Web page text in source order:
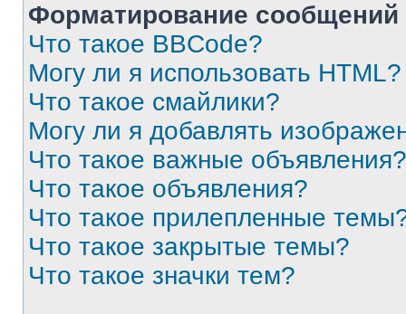
Форматирование
Что такое BBCode?
Могу ли я использовать HTML?
Что такое смайлики?
Могу ли я добавлять
Что такое важные объявления?
Что такое объявления?
Что такое прилепленные
Что такое закрытые темы?
Что такое значки тем?